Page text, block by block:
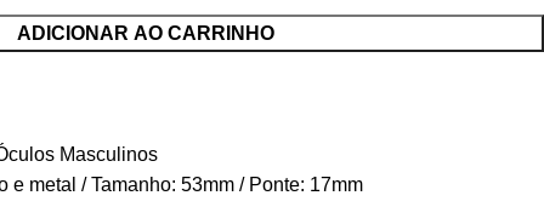
ADICIONAR AO CARRINHO
Masculinos
e metal / Tamanho: 53mm / Ponte: 17mm